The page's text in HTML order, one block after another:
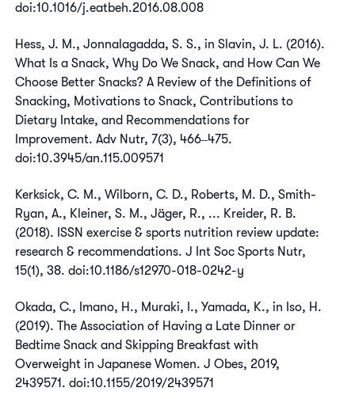
doi:10.1016/j.eatbeh.2016.08.008
Hess, J. M., Jonnalagadda, S. S., in Slavin, J. L. (2016).
What Is a Snack, Why Do We Snack, and How Can We
Choose Better Snacks? A Review of the Definitions of
Snacking, Motivations to Snack, Contributions to
Dietary Intake, and Recommendations for
Improvement. Adv Nutr, 7(3), 466‒475.
doi:10.3945/an.115.009571
Kerksick, C. M., Wilborn, C. D., Roberts, M. D., Smith-
Ryan, A., Kleiner, S. M., Jäger, R., ... Kreider, R. B.
(2018). ISSN exercise & sports nutrition review update:
research & recommendations. J Int Soc Sports Nutr,
15(1), 38. doi:10.1186/s12970-018-0242-y
Okada, C., Imano, H., Muraki, I., Yamada, K., in Iso, H.
(2019). The Association of Having a Late Dinner or
Bedtime Snack and Skipping Breakfast with
Overweight in Japanese Women. J Obes, 2019,
2439571. doi:10.1155/2019/2439571